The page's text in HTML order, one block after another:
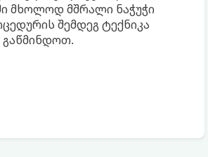
მხოლოდ მშრალი ნაჭუჭი
შემდეგ ტექნიკა